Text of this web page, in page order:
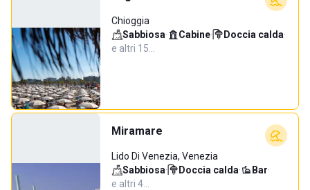
Chioggia
Sabbiosa· Cabine· Doccia calda·
e altri 15…
Miramare
Lido Di Venezia, Venezia
Sabbiosa· Doccia calda· Bar·
e altri 4…